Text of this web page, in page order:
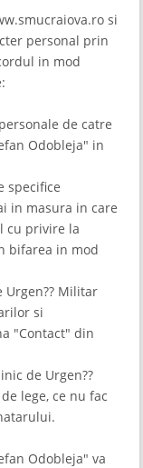
si
personal prin
in mod
de catre
Odobleja" in
specifice
in masura in care
cu privire la
bifarea in mod
Urgen?? Militar
si
"Contact" din
de Urgen??
lege, ce nu fac
Odobleja" va